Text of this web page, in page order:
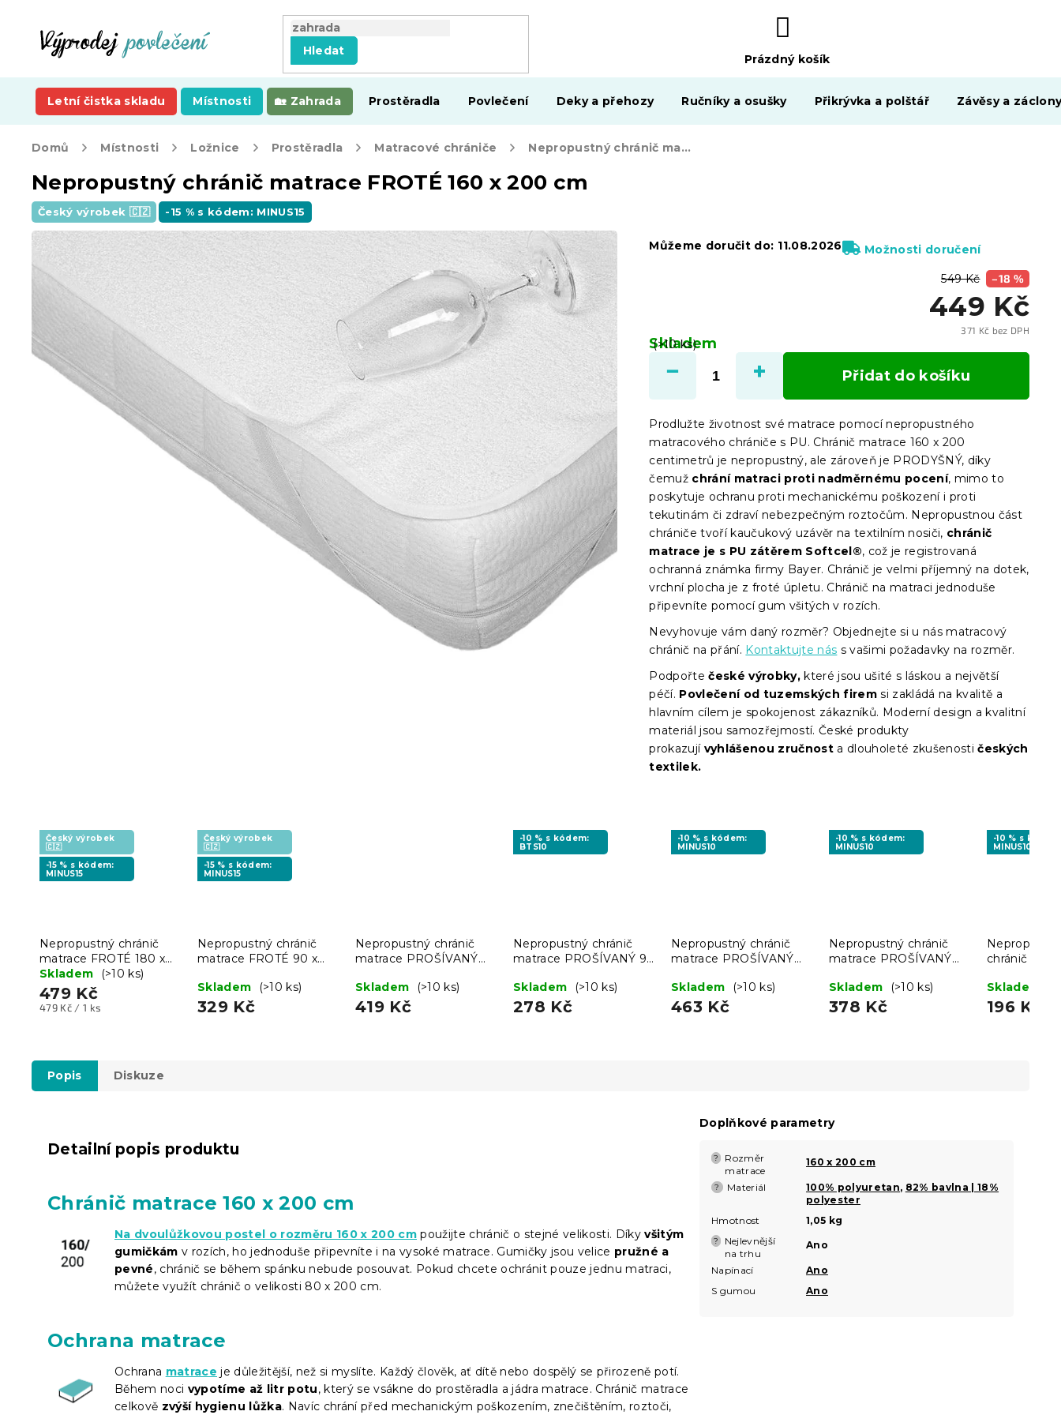
Hledat
NÁKUPNÍ
KOŠÍK
Prázdný košík
Letní čistka skladu Místnosti Zahrada Prostěradla Povlečení Deky a přehozy Ručníky a osušky Přikrývka a polštář Závěsy a
Domů Místnosti Ložnice Prostěradla Matracové chrániče Nepropustný chránič matrace FROTÉ 160 x 200 cm
Nepropustný chránič matrace FROTÉ 160 x 200 cm
Český výrobek 🇨🇿 -15 % s kódem: MINUS15
549 Kč –18 %
449 Kč
371 Kč bez DPH
cena:
Skladem
(>10 ks)
Můžeme doručit do: 11.08.2026 Možnosti doručení
Přidat do košíku
Prodlužte životnost své matrace pomocí nepropustného
matracového chrániče s PU. Chránič matrace 160 x 200
centimetrů je nepropustný, ale zároveň je PRODYŠNÝ, díky
čemuž chrání matraci proti nadměrnému pocení, mimo to
poskytuje ochranu proti mechanickému poškození i proti
tekutinám či zdraví nebezpečným roztočům. Nepropustnou část
chrániče tvoří kaučukový uzávěr na textilním nosiči, chránič
matrace je s PU zátěrem Softcel®, což je registrovaná
ochranná známka firmy Bayer. Chránič je velmi příjemný na dotek,
vrchní plocha je z froté úpletu. Chránič na matraci jednoduše
připevníte pomocí gum všitých v rozích.
Nevyhovuje vám daný rozměr? Objednejte si u nás matracový
chránič na přání. Kontaktujte nás s vašimi požadavky na rozměr.
Podpořtečeské výrobky, které jsou ušité s láskou a největší
péčí. Povlečení od tuzemských firem si zakládá na kvalitě a
hlavním cílem je spokojenost zákazníků. Moderní design a kvalitní
materiál jsou samozřejmostí. České produkty
prokazují vyhlášenou zručnost a dlouholeté zkušenostičeských
textilek.
Český výrobek
🇨🇿
-15 % s kódem:
MINUS15
Nepropustný chránič
matrace FROTÉ 180 x
200 cm
Skladem (>10 ks)
479 Kč
Měrná
479 Kč / 1 ks
Český výrobek
🇨🇿
-15 % s kódem:
MINUS15
Nepropustný chránič
matrace FROTÉ 90 x
Skladem
(>10 ks)
329 Kč
Nepropustný chránič
matrace PROŠÍVANÝ
Skladem
(>10 ks)
419 Kč
-10 % s kódem:
BTS10
Nepropustný chránič
matrace PROŠÍVANÝ 90
Skladem
(>10 ks)
278 Kč
-10 % s kódem:
MINUS10
Nepropustný chránič
matrace PROŠÍVANÝ
Skladem
(>10 ks)
463 Kč
-10 % s kódem:
MINUS10
Nepropustný chránič
matrace PROŠÍVANÝ
Skladem
(>10 ks)
378 Kč
-10 % s
MINUS10
chránič
Skladem
196 Kč
Popis Diskuze
Detailní popis produktu
Chránič matrace 160 x 200 cm
Na dvoulůžkovou postel o rozměru 160 x 200 cm použijte chránič o stejné velikosti. Díkyvšitým
gumičkám v rozích, ho jednoduše připevníte i na vysoké matrace. Gumičky jsou velice pružné a
pevné, chránič se během spánku nebude posouvat. Pokud chcete ochránit pouze jednu matraci,
můžete využít chránič o velikosti 80 x 200 cm.
Ochrana matrace
Ochrana matrace je důležitější, než si myslíte. Každý člověk, ať dítě nebo dospělý se přirozeně potí.
Během noci vypotíme až litr potu, který se vsákne do prostěradla a jádra matrace. Chránič matrace
celkově zvýší hygienu lůžka. Navíc chrání před mechanickým poškozením, znečištěním, roztoči,
Doplňkové parametry
?
Rozměr
matrace
160 x 200 cm
? Materiál 100% polyuretan, 82% bavlna | 18%
polyester
Hmotnost
1,05 kg
?
Nejlevnější
na trhu
Ano
Napínací
Ano
S gumou
Ano